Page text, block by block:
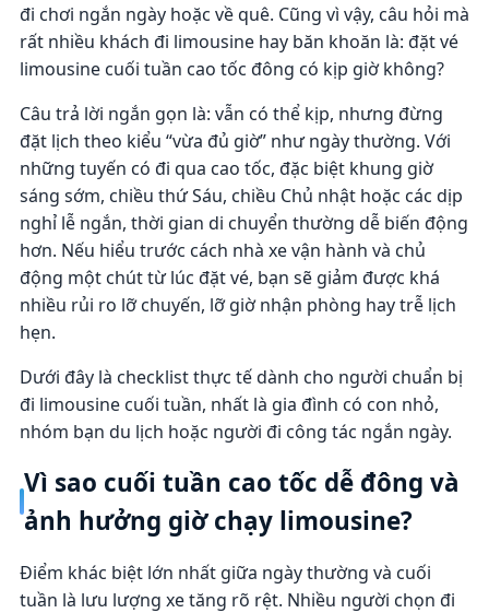
đi chơi ngắn ngày hoặc về quê. Cũng vì vậy, câu hỏi mà
rất nhiều khách đi limousine hay băn khoăn là: đặt vé
limousine cuối tuần cao tốc đông có kịp giờ không?
Câu trả lời ngắn gọn là: vẫn có thể kịp, nhưng đừng
đặt lịch theo kiểu “vừa đủ giờ” như ngày thường. Với
những tuyến có đi qua cao tốc, đặc biệt khung giờ
sáng sớm, chiều thứ Sáu, chiều Chủ nhật hoặc các dịp
nghỉ lễ ngắn, thời gian di chuyển thường dễ biến động
hơn. Nếu hiểu trước cách nhà xe vận hành và chủ
động một chút từ lúc đặt vé, bạn sẽ giảm được khá
nhiều rủi ro lỡ chuyến, lỡ giờ nhận phòng hay trễ lịch
hẹn.
Dưới đây là checklist thực tế dành cho người chuẩn bị
đi limousine cuối tuần, nhất là gia đình có con nhỏ,
nhóm bạn du lịch hoặc người đi công tác ngắn ngày.
Vì sao cuối tuần cao tốc dễ đông và
ảnh hưởng giờ chạy limousine?
Điểm khác biệt lớn nhất giữa ngày thường và cuối
tuần là lưu lượng xe tăng rõ rệt. Nhiều người chọn đi